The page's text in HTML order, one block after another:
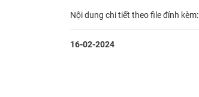
Nội dung chi tiết theo file đính kèm:
16-02-2024